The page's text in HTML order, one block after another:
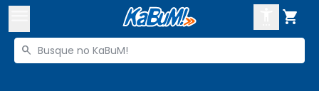

Buscar produtos
